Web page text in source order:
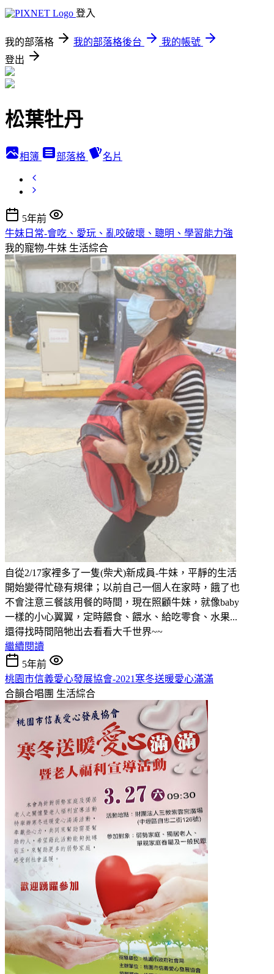
登入
我的部落格 我的部落格後台
我的帳號
登出
松葉牡丹
相簿 部落格 名片
5年前
牛妹日常-會吃、愛玩、亂咬破壞、聰明、學習能力強
我的寵物-牛妹 生活綜合
自從2/17家裡多了一隻(柴犬)新成員-牛妹，平靜的生活
開始變得忙碌有規律；以前自己一個人在家時，餓了也
不會注意三餐該用餐的時間，現在照顧牛妹，就像baby
一樣的小心翼翼，定時餵食、餵水、給吃零食、水果...
還得找時間陪牠出去看看大千世界~~
繼續閱讀
5年前
桃園市信義愛心發展協會-2021寒冬送暖愛心滿滿
合韻合唱團 生活綜合